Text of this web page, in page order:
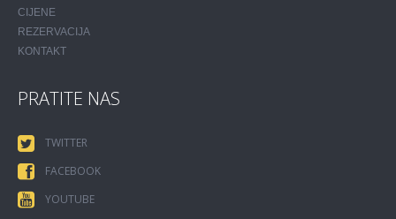
CIJENE
REZERVACIJA
KONTAKT
PRATITE NAS
TWITTER
FACEBOOK
YOUTUBE